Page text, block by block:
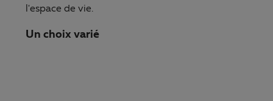
l'espace de vie.
Un choix varié